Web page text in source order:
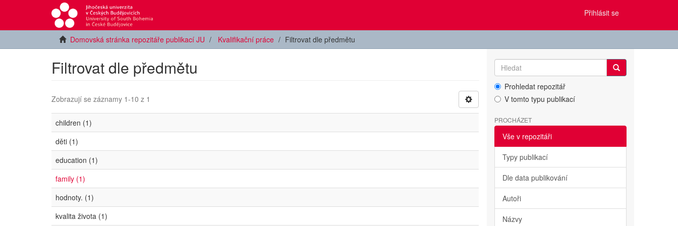
Přihlásit se
Domovská stránka repozitáře publikací JU Kvalifikační práce Filtrovat dle předmětu
Filtrovat dle předmětu
Zobrazují se záznamy 1-10 z 1
children (1)
děti (1)
education (1)
family (1)
hodnoty. (1)
kvalita života (1)
Prohledat repozitář
V tomto typu publikací
PROCHÁZET
Vše v repozitáři
Typy publikací
Dle data publikování
Autoři
Názvy